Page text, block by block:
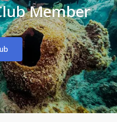
Member